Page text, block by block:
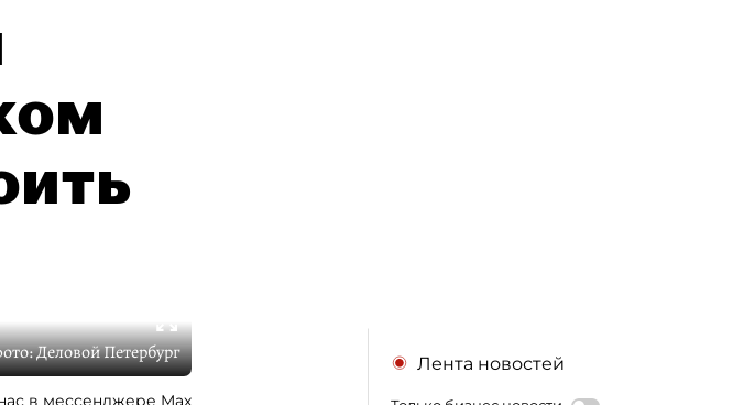
Деловой Петербург
в мессенджере Max
Лента новостей